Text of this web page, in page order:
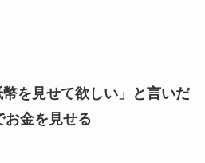
を見せて欲しい」と言いだ
お金を見せる